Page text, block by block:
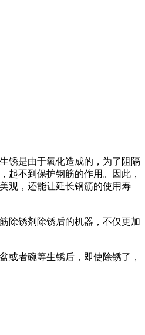
锈是由于氧化造成的，为了阻隔
起不到保护钢筋的作用。因此，
观，还能让延长钢筋的使用寿
除锈剂除锈后的机器，不仅更加
或者碗等生锈后，即使除锈了，